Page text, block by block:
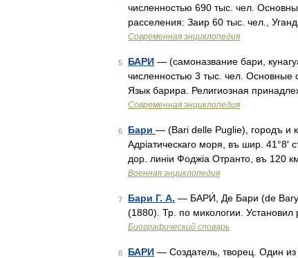
численностью 690 тыс. чел.
расселения: Заир 60 тыс. чел.,
Современная энциклопедия
5 БАРИ — (самоназвание бари,
численностью 3 тыс. чел. Основные
Язык барира. Религиозная
Современная энциклопедия
6 Бари — (Bari delle Puglie), городъ и
Адріатическаго моря, въ шир. 41°8′
дор. линіи Фоджіа Отранто, въ 120
Военная энциклопедия
7 Бари Г. А. — БАРИ́, Де Бари (de
(1880). Тр. по микологии. Установил
Биографический словарь
8 БАРИ — Создатель, творец. Один из